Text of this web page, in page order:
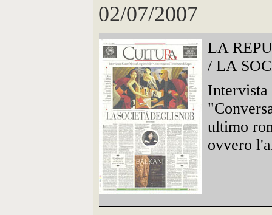
02/07/2007
LA
/ LA
Intervista
ultimo
ovvero